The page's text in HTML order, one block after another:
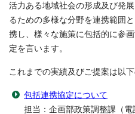
活力ある地域社会の形成及び発
るための多様な分野を連携範囲
携し、様々な施策に包括的に参
定を言います。
これまでの実績及びご提案は以
包括連携協定について
担当：企画部政策調整課（電